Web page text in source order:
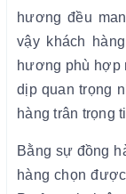
hương đều
vậy khách
hương phù hợp
dịp quan trọng
hàng trân trọng
Bằng sự đồng
hàng chọn